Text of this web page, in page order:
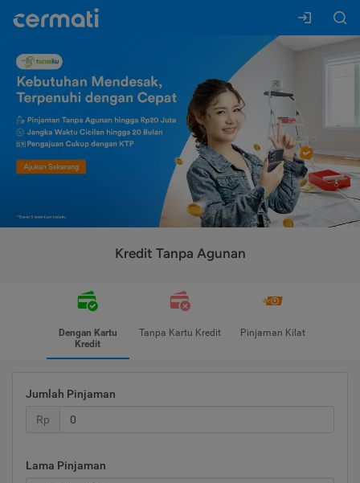
Kredit Tanpa Agunan
Dengan Kartu
Kredit
Tanpa Kartu Kredit Pinjaman Kilat
Jumlah Pinjaman
Rp
Lama Pinjaman